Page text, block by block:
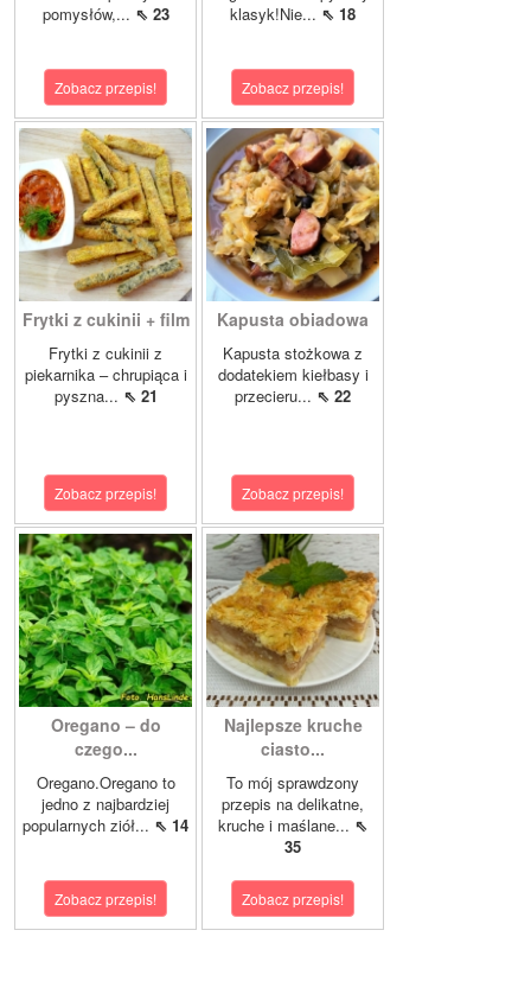
pomysłów,... ⇖ 23
Zobacz przepis!
klasyk!Nie... ⇖ 18
Zobacz przepis!
Frytki z cukinii + film
Frytki z cukinii z
piekarnika – chrupiąca i
pyszna... ⇖ 21
Zobacz przepis!
Kapusta obiadowa
Kapusta stożkowa z
dodatekiem kiełbasy i
przecieru... ⇖ 22
Zobacz przepis!
Oregano – do
czego...
Oregano.Oregano to
jedno z najbardziej
popularnych ziół... ⇖ 14
Zobacz przepis!
Najlepsze kruche
ciasto...
To mój sprawdzony
przepis na delikatne,
kruche i maślane... ⇖
35
Zobacz przepis!